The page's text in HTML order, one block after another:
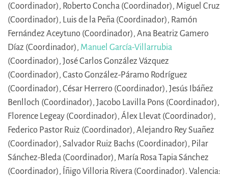
(Coordinador), Roberto Concha (Coordinador), Miguel Cruz
(Coordinador), Luis de la Peña (Coordinador), Ramón
Fernández Aceytuno (Coordinador), Ana Beatriz Gamero
Díaz (Coordinador), Manuel García-Villarrubia
(Coordinador), José Carlos González Vázquez
(Coordinador), Casto González-Páramo Rodríguez
(Coordinador), César Herrero (Coordinador), Jesús Ibáñez
Benlloch (Coordinador), Jacobo Lavilla Pons (Coordinador),
Florence Legeay (Coordinador), Álex Llevat (Coordinador),
Federico Pastor Ruiz (Coordinador), Alejandro Rey Suañez
(Coordinador), Salvador Ruiz Bachs (Coordinador), Pilar
Sánchez-Bleda (Coordinador), María Rosa Tapia Sánchez
(Coordinador), Íñigo Villoria Rivera (Coordinador). Valencia: